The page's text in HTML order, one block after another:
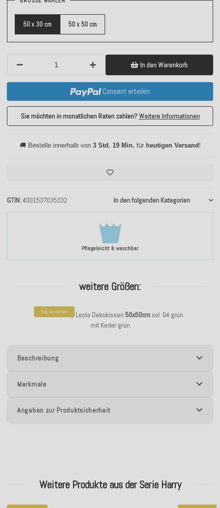
Pflegeleicht & waschbar
GTIN 4001537035332 In den folgenden Kategorien
50 x 30 cm 50 x 50 cm
In den Warenkorb
Consent erteilen
Sie möchten in monatlichen Raten zahlen?Weitere Informationen
🚚 Bestelle innerhalb von 3 Std. 19 Min. für heutigen Versand !
weitere Größen:
Top bewertet
H.O.C.K. Harry Leola Dekokissen 50x50cmcol. 04 grün
mit Keder grün
Beschreibung
Merkmale
Angaben zur Produktsicherheit
Weitere Produkte aus der Serie Harry